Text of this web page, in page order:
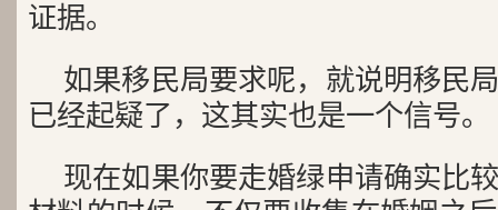
证据。
如果移民局要求呢，就说明移民
已经起疑了，这其实也是一个信号。
现在如果你要走婚绿申请确实比